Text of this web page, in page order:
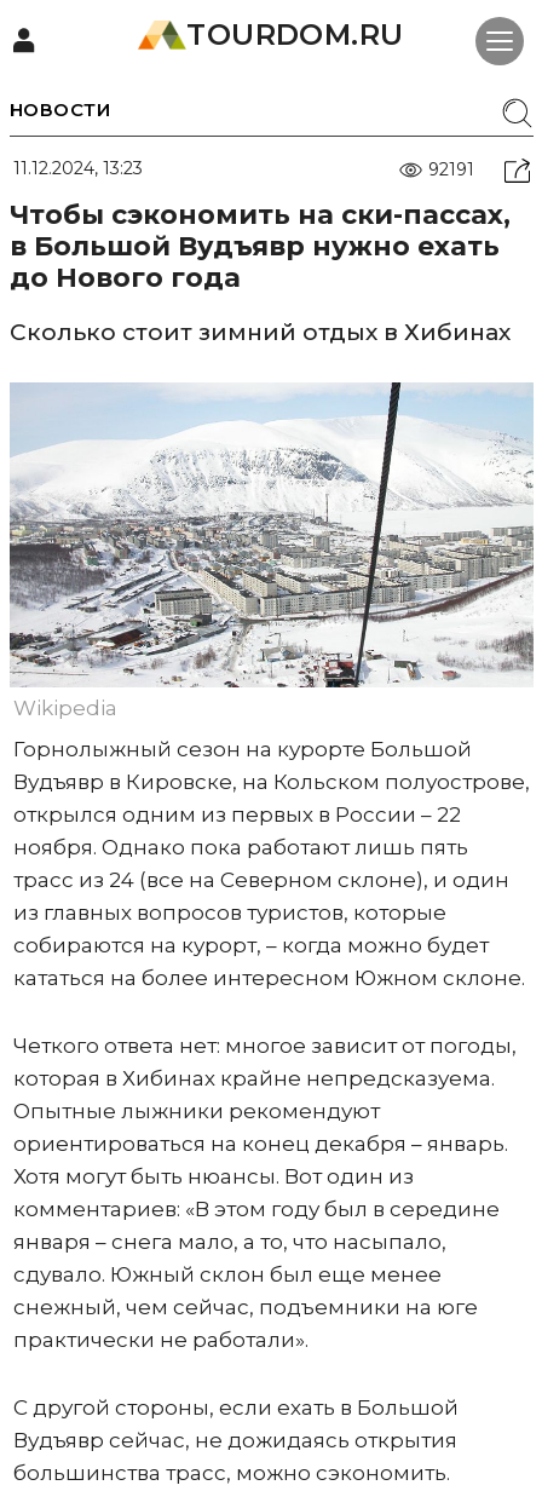
TOURDOM.RU
НОВОСТИ
11.12.2024, 13:23 92191
Чтобы сэкономить на ски-пассах,
в Большой Вудъявр нужно ехать
до Нового года
Сколько стоит зимний отдых в Хибинах
Wikipedia
Горнолыжный сезон на курорте Большой
Вудъявр в Кировске, на Кольском полуострове,
открылся одним из первых в России – 22
ноября. Однако пока работают лишь пять
трасс из 24 (все на Северном склоне), и один
из главных вопросов туристов, которые
собираются на курорт, – когда можно будет
кататься на более интересном Южном склоне.
Четкого ответа нет: многое зависит от погоды,
которая в Хибинах крайне непредсказуема.
Опытные лыжники рекомендуют
ориентироваться на конец декабря – январь.
Хотя могут быть нюансы. Вот один из
комментариев: «В этом году был в середине
января – снега мало, а то, что насыпало,
сдувало. Южный склон был еще менее
снежный, чем сейчас, подъемники на юге
практически не работали».
С другой стороны, если ехать в Большой
Вудъявр сейчас, не дожидаясь открытия
большинства трасс, можно сэкономить.